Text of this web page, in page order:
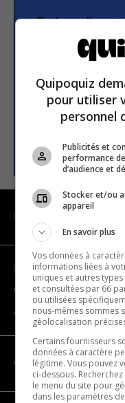
Subscribe
newsletter
Email
Become a partner
Contact us
About us
CATEGORIES
Quipoquiz
pour utiliser
personnel
Publicités et
performance
d’audience et
Stocker et/ou
appareil
En savoir plus
Vos données à
informations liées à
uniques et autres
et consultées par 66
ou utilisées
nous-mêmes sommes
géolocalisation
Certains fournisseurs
données à caractère
légitime. Vous pouvez
ci-dessous.
le menu du site pour
dans les paramètres